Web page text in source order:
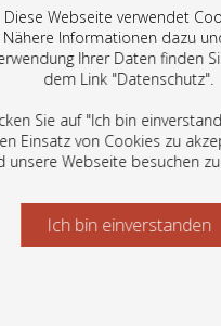
Diese Webseite verwendet
Nähere Informationen dazu
Ihrer Daten finden
dem Link "Datenschutz".
Sie auf "Ich bin
Einsatz von Cookies zu
unsere Webseite besuchen
diesem Portal finden Sie die
Bestände der
Bücher,
Grafiken und vieles mehr.
Ich bin einverstanden
Starten Sie jetzt